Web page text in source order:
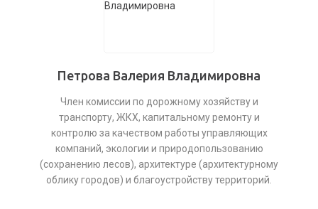
Петрова Валерия Владимировна
Член комиссии по дорожному хозяйству и
транспорту, ЖКХ, капитальному ремонту и
контролю за качеством работы управляющих
компаний, экологии и природопользованию
(сохранению лесов), архитектуре (архитектурному
облику городов) и благоустройству территорий.